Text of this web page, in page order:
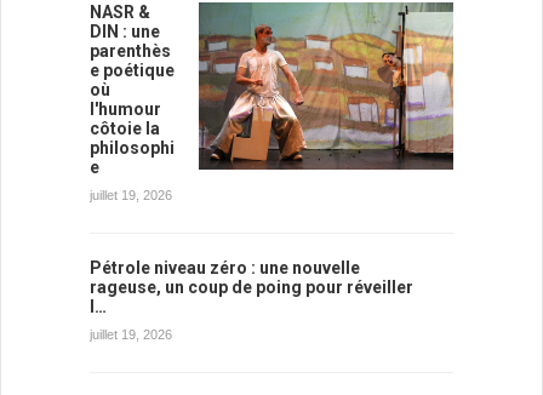
NASR &
DIN : une
parenthès
e poétique
où
l'humour
côtoie la
philosophi
e
juillet 19, 2026
Pétrole niveau zéro : une nouvelle
rageuse, un coup de poing pour réveiller
l…
juillet 19, 2026